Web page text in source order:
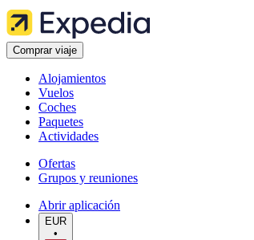
Comprar viaje
Alojamientos
Vuelos
Coches
Paquetes
Actividades
Ofertas
Grupos y reuniones
Abrir aplicación
EUR
•